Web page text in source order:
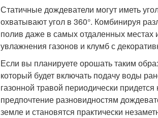
Статичные дождеватели могут иметь
охватывают угол в 360°. Комбинируя
полив даже в самых отдаленных местах
увлажнения газонов и клумб с
Если вы планируете орошать таким
который будет включать подачу воды
газонной травой периодически
предпочтение разновидностям
земле и становятся практически